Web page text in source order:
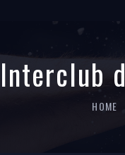
Interclub
HOME